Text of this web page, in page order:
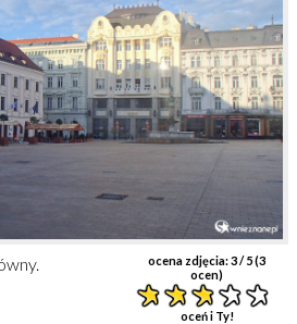
ocena zdjęcia:3/ 5 (3
ocen)
oceń i Ty!